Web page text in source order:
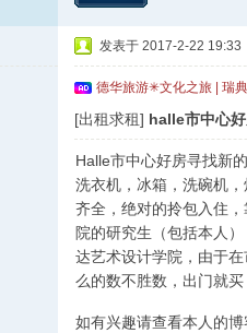
发表于 2017-2-22 19:33
德华旅游✳文化之旅 | 瑞
[出租求租] halle市中心好
Halle市中心好房寻找新
洗衣机，冰箱，洗碗机
齐全，绝对的拎包入住
院的研究生（包括本人
达艺术设计学院，由于
么的数不胜数，出门就买
如有兴趣请查看本人的